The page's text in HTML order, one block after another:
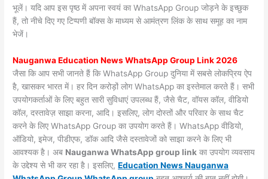
भूलें। यदि आप इस पृष्ठ में अपना स्वयं का WhatsApp Group जोड़ने के इच्छुक
हैं, तो नीचे दिए गए टिप्पणी बॉक्स के माध्यम से आमंत्रण लिंक के साथ समूह का नाम
भेजें।
Nauganwa Education News WhatsApp Group Link 2026
जैसा कि आप सभी जानते हैं कि WhatsApp Group दुनिया में सबसे लोकप्रिय ऐप
है, खासकर भारत में। हर दिन करोड़ों लोग WhatsApp का इस्तेमाल करते हैं। सभी
उपयोगकर्ताओं के लिए बहुत सारी सुविधाएं उपलब्ध हैं, जैसे चैट, वॉयस कॉल, वीडियो
कॉल, दस्तावेज़ साझा करना, आदि। इसलिए, लोग दोस्तों और परिवार के साथ चैट
करने के लिए WhatsApp Group का उपयोग करते हैं। WhatsApp वीडियो,
ऑडियो, इमेज, पीडीएफ, डॉक आदि जैसे दस्तावेजों को साझा करने के लिए भी
आवश्यक है। अब Nauganwa WhatsApp group link का उपयोग व्यवसाय
के उद्देश्य से भी कर रहा है। इसलिए,Education News Nauganwa